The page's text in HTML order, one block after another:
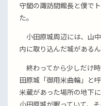
守閣の諏訪間館長と僕で
た。
小田原城周辺には、山
内に取り込んだ城があるん
終わってから少しだけ
田原城「御用米曲輪」と
米蔵があった場所の地下
小田原城が眠っていて、